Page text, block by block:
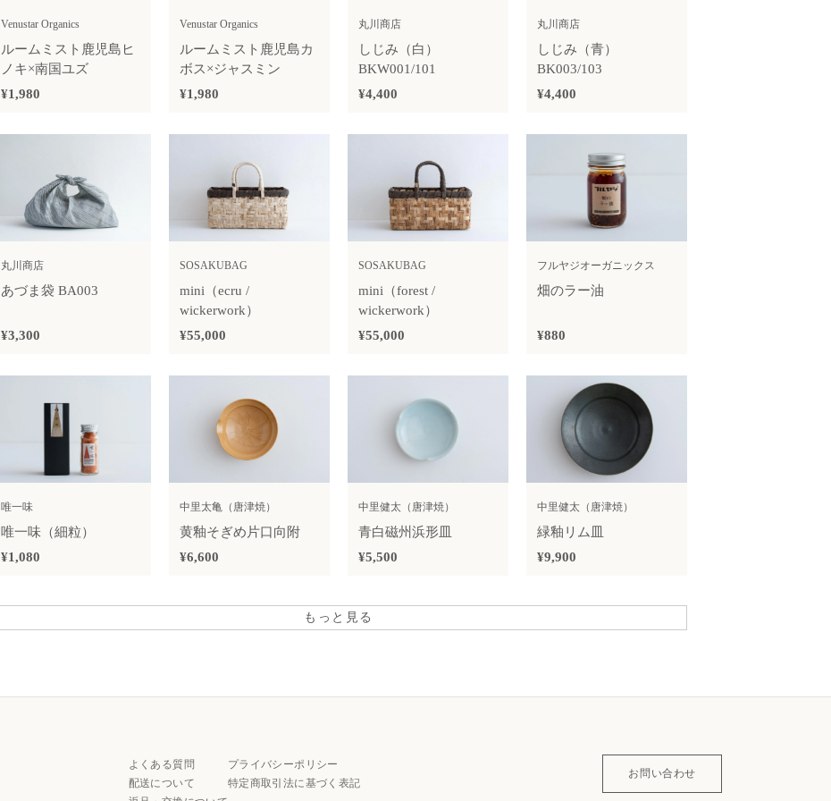
Venustar Organics
ルームミスト鹿児島ヒ
ノキ×南国ユズ
¥1,980
Venustar Organics
ルームミスト鹿児島カ
ボス×ジャスミン
¥1,980
丸川商店
しじみ（白）
BKW001/101
¥4,400
丸川商店
しじみ（青）
BK003/103
¥4,400
丸川商店
あづま袋 BA003
¥3,300
SOSAKUBAG
mini（ecru /
wickerwork）
¥55,000
SOSAKUBAG
mini（forest /
wickerwork）
¥55,000
フルヤジオーガニックス
畑のラー油
¥880
唯一味
唯一味（細粒）
¥1,080
中里太亀（唐津焼）
黄釉そぎめ片口向附
¥6,600
中里健太（唐津焼）
青白磁州浜形皿
¥5,500
中里健太（唐津焼）
緑釉リム皿
¥9,900
もっと見る
よくある質問
配送について
プライバシーポリシー
特定商取引法に基づく表記
お問い合わせ